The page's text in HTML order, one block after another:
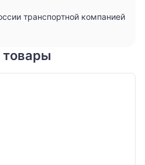
транспортной компанией